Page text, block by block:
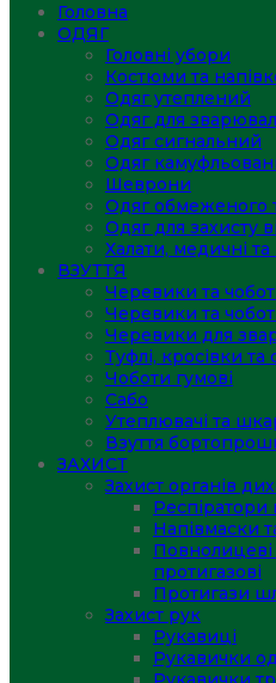
Головна
ОДЯГ
Головні убори
Костюми та
Одяг утеплений
Одяг для
Одяг сигнальний
Одяг
Шеврони
Одяг обмеженого
Одяг для захисту
Халати, медичні
ВЗУТТЯ
Черевики та
Черевики та
Черевики для
Туфлі, кросівки та
Чоботи гумові
Сабо
Утеплювачі та
Взуття
ЗАХИСТ
Захист органів
Респіратори
Напівмаски
Повнолицеві
протигазові
Протигази
Захист рук
Рукавиці
Рукавички